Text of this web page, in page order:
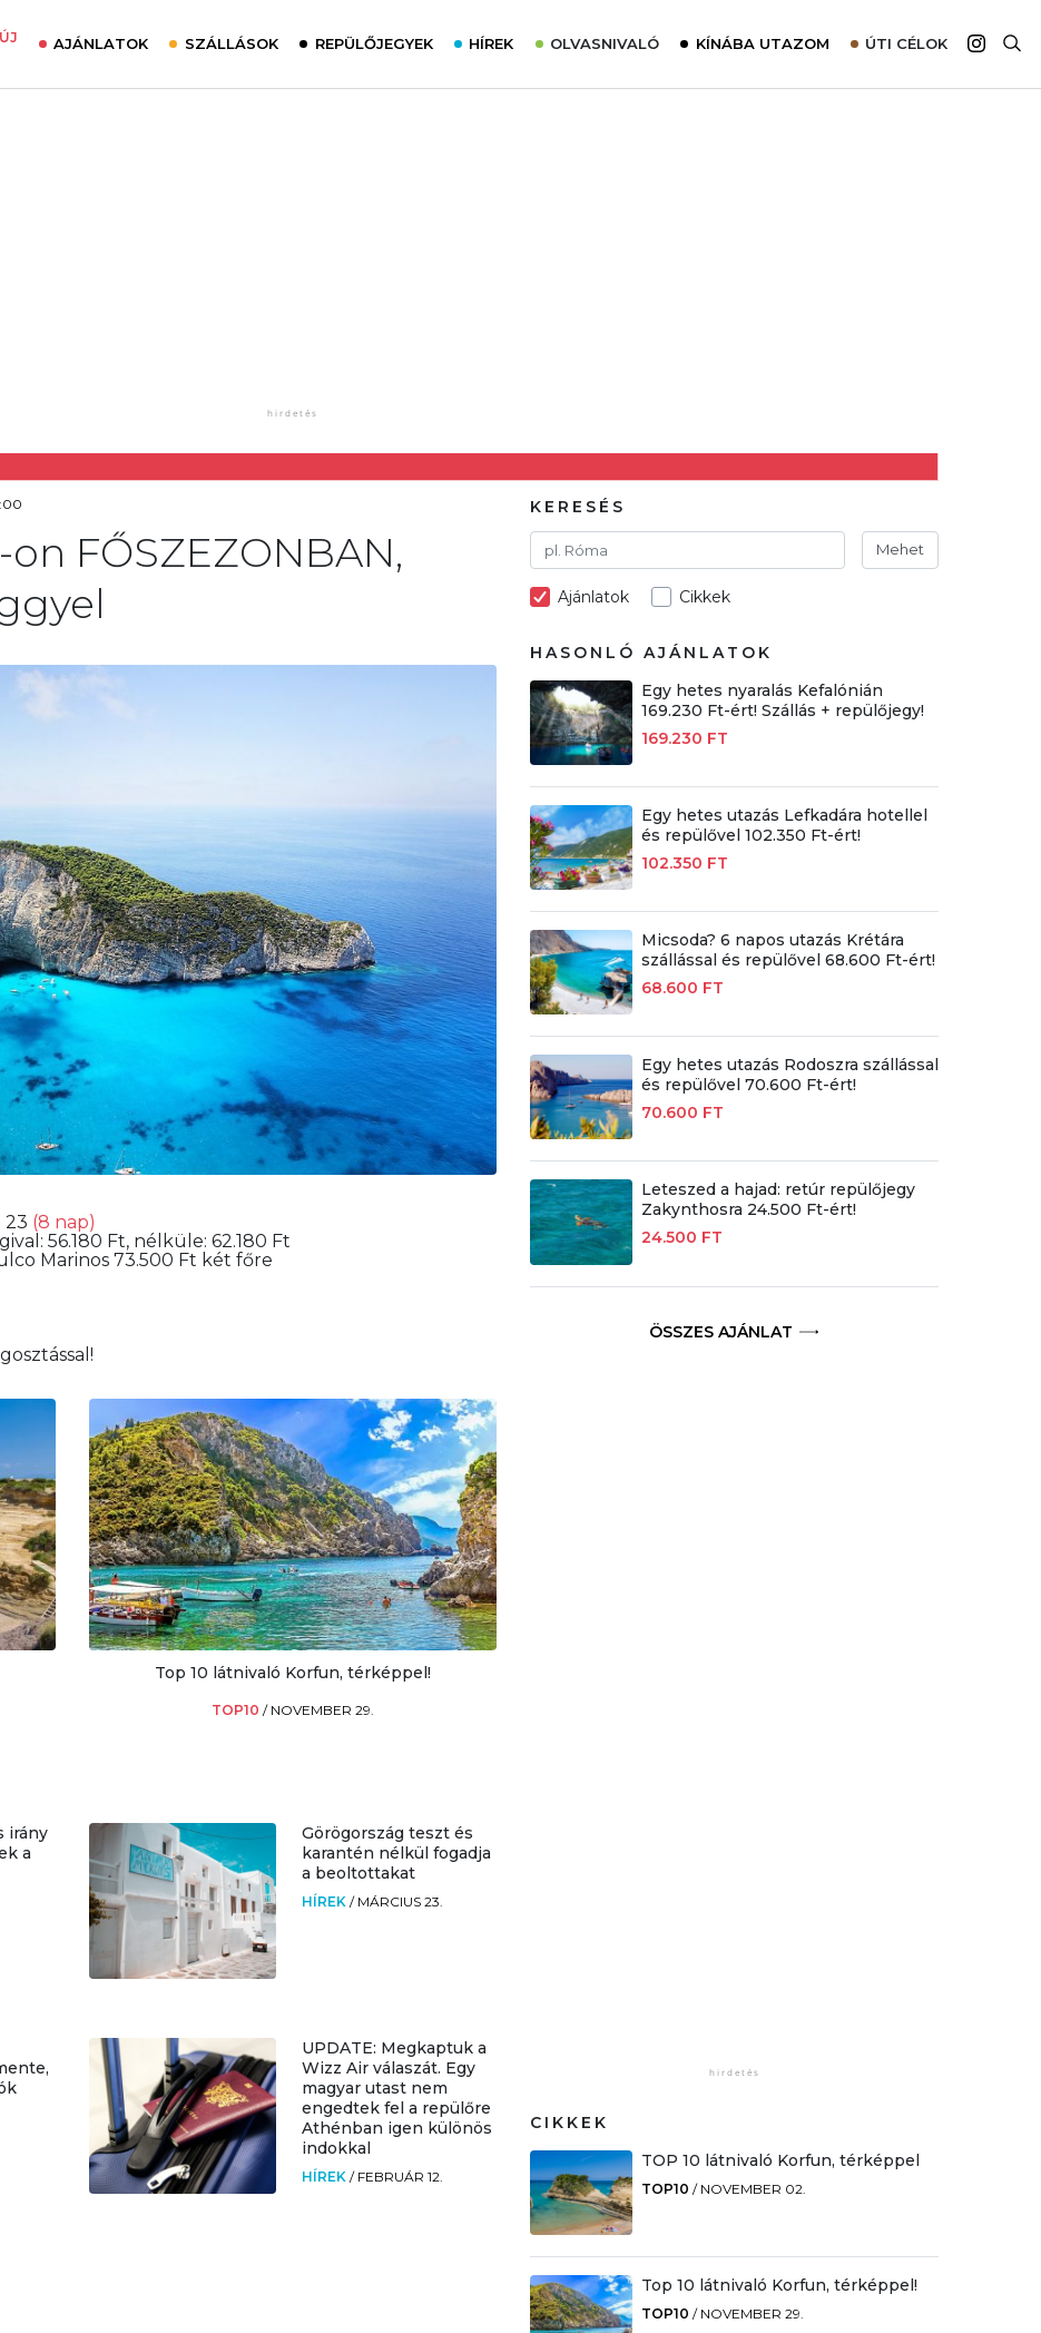
ÚJ AJÁNLATOK SZÁLLÁSOK REPÜLŐJEGYEK HÍREK OLVASNIVALÓ KÍNÁBA UTAZOM ÚTI CÉLOK
FŐSZEZONBAN,
23 (8 nap)
56.180 Ft, nélküle: 62.180 Ft
Marinos 73.500 Ft két főre
Top 10 látnivaló Korfun, térképpel!
TOP10 / NOVEMBER 29.
irány
a
Görögország teszt és
karantén nélkül fogadja
a beoltottakat
HÍREK / MÁRCIUS 23.
UPDATE: Megkaptuk a
Wizz Air válaszát. Egy
magyar utast nem
engedtek fel a repülőre
Athénban igen különös
indokkal
HÍREK / FEBRUÁR 12.
KERESÉS
Mehet
Ajánlatok Cikkek
HASONLÓ AJÁNLATOK
Egy hetes nyaralás Kefalónián
169.230 Ft-ért! Szállás + repülőjegy!
169.230 FT
Egy hetes utazás Lefkadára hotellel
és repülővel 102.350 Ft-ért!
102.350 FT
Micsoda? 6 napos utazás Krétára
szállással és repülővel 68.600 Ft-ért!
68.600 FT
Egy hetes utazás Rodoszra szállással
és repülővel 70.600 Ft-ért!
70.600 FT
Leteszed a hajad: retúr repülőjegy
Zakynthosra 24.500 Ft-ért!
24.500 FT
ÖSSZES AJÁNLAT
CIKKEK
TOP 10 látnivaló Korfun, térképpel
TOP10 / NOVEMBER 02.
Top 10 látnivaló Korfun, térképpel!
TOP10 / NOVEMBER 29.